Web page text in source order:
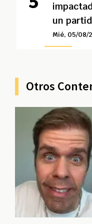
un
Mié, 05/08/
Otros